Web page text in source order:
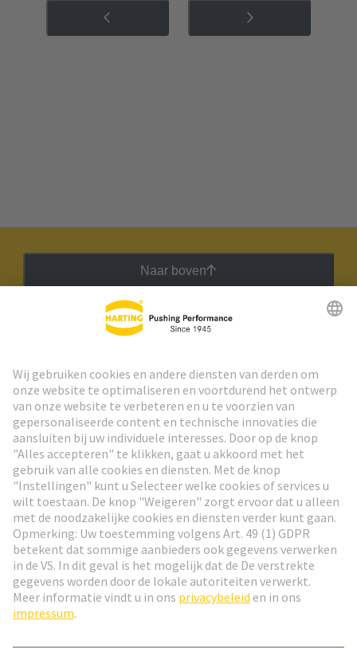
Naar boven
Ga naar registratie
Social Media